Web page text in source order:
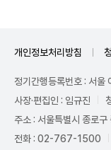
개인정보처리방침
정기간행등록번호 : 서
사장·편집인 : 임규진
주소 : 서울특별시 종로
전화 : 02-767-1500